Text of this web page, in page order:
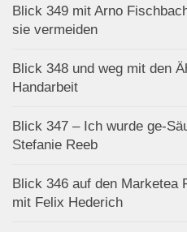
Blick 349 mit Arno
sie vermeiden
Blick 348 und weg mit den
Handarbeit
Blick 347 – Ich wurde ge-
Stefanie Reeb
Blick 346 auf den Marketea
mit Felix Hederich